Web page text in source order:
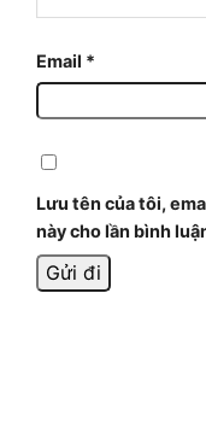
Email *
Lưu tên của tôi,
này cho lần bình